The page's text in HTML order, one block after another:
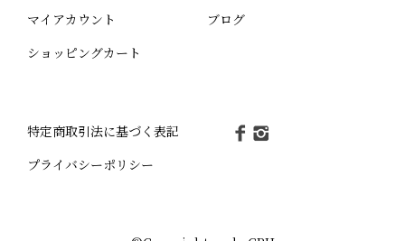
マイアカウント
ショッピングカート
ブログ
特定商取引法に基づく表記
プライバシーポリシー